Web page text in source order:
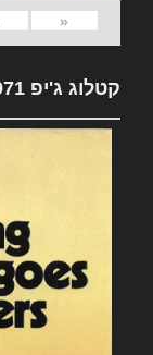
«
קטלוג ג'יפ 1971